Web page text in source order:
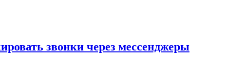
звонки через мессенджеры